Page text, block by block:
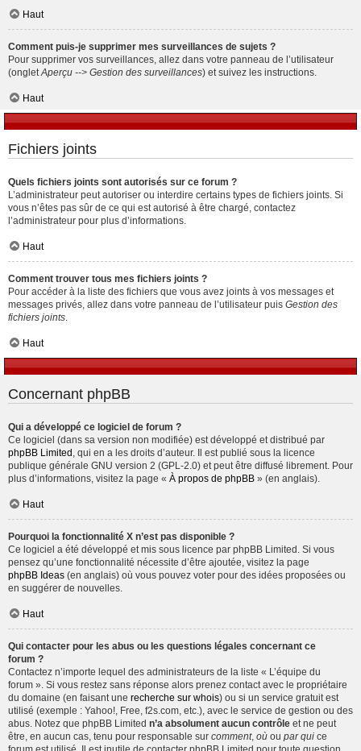
Haut
Comment puis-je supprimer mes surveillances de sujets ?
Pour supprimer vos surveillances, allez dans votre panneau de l’utilisateur
(onglet Aperçu --> Gestion des surveillances) et suivez les instructions.
Haut
Fichiers joints
Quels fichiers joints sont autorisés sur ce forum ?
L’administrateur peut autoriser ou interdire certains types de fichiers joints. Si
vous n’êtes pas sûr de ce qui est autorisé à être chargé, contactez
l’administrateur pour plus d’informations.
Haut
Comment trouver tous mes fichiers joints ?
Pour accéder à la liste des fichiers que vous avez joints à vos messages et
messages privés, allez dans votre panneau de l’utilisateur puis Gestion des
fichiers joints
Haut
Concernant phpBB
Qui a développé ce logiciel de forum ?
Ce logiciel (dans sa version non modifiée) est développé et distribué par
phpBB Limited , qui en a les droits d’auteur. Il est publié sous la licence
publique générale GNU version 2 (GPL-2.0) et peut être diffusé librement. Pour
plus d’informations, visitez la page « À propos de phpBB » (en anglais).
Haut
Pourquoi la fonctionnalité X n’est pas disponible ?
Ce logiciel a été développé et mis sous licence par phpBB Limited. Si vous
pensez qu’une fonctionnalité nécessite d’être ajoutée, visitez la page
phpBB Ideas (en anglais) où vous pouvez voter pour des idées proposées ou
en suggérer de nouvelles.
Haut
Qui contacter pour les abus ou les questions légales concernant ce
forum ?
Contactez n’importe lequel des administrateurs de la liste « L’équipe du
forum ». Si vous restez sans réponse alors prenez contact avec le propriétaire
du domaine (en faisant une recherche sur whois) ou si un service gratuit est
utilisé (exemple : Yahoo!, Free, f2s.com, etc.), avec le service de gestion ou des
abus. Notez que phpBB Limited n’a absolument aucun contrôle et ne peut
être, en aucun cas, tenu pour responsable sur comment, où ou par qui ce